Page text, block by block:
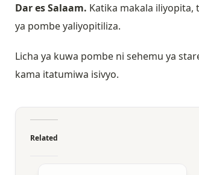
Dar es Salaam. Katika makala
ya pombe yaliyopitiliza.
Licha ya kuwa pombe ni sehemu ya
kama itatumiwa isivyo.
Related